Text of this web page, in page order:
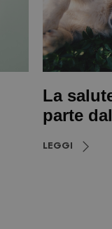
La
parte
LEGGI